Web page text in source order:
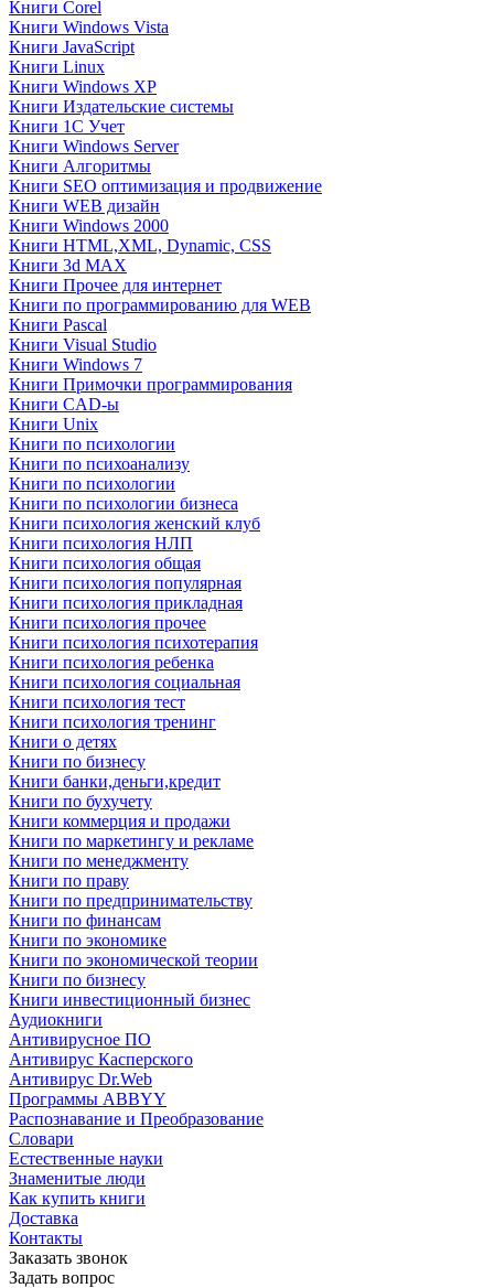
Книги Corel
Книги Windows Vista
Книги JavaScript
Книги Linux
Книги Windows XP
Книги Издательские системы
Книги 1C Учет
Книги Windows Server
Книги Алгоритмы
Книги SEO оптимизация и продвижение
Книги WEB дизайн
Книги Windows 2000
Книги HTML,XML, Dynamic, CSS
Книги 3d MAX
Книги Прочее для интернет
Книги по программированию для WEB
Книги Pascal
Книги Visual Studio
Книги Windows 7
Книги Примочки программирования
Книги CAD-ы
Книги Unix
Книги по психологии
Книги по психоанализу
Книги по психологии
Книги по психологии бизнеса
Книги психология женский клуб
Книги психология НЛП
Книги психология общая
Книги психология популярная
Книги психология прикладная
Книги психология прочее
Книги психология психотерапия
Книги психология ребенка
Книги психология социальная
Книги психология тест
Книги психология тренинг
Книги о детях
Книги по бизнесу
Книги банки,деньги,кредит
Книги по бухучету
Книги коммерция и продажи
Книги по маркетингу и рекламе
Книги по менеджменту
Книги по праву
Книги по предпринимательству
Книги по финансам
Книги по экономике
Книги по экономической теории
Книги по бизнесу
Книги инвестиционный бизнес
Аудиокниги
Антивирусное ПО
Антивирус Касперского
Антивирус Dr.Web
Программы ABBYY
Распознавание и Преобразование
Словари
Естественные науки
Знаменитые люди
Как купить книги
Доставка
Контакты
Заказать звонок
Задать вопрос